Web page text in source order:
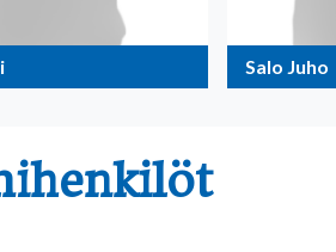
Salo Juho